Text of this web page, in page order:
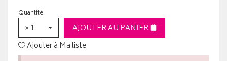
Quantité
× 1
AJOUTER AU PANIER
Ajouter à Ma liste